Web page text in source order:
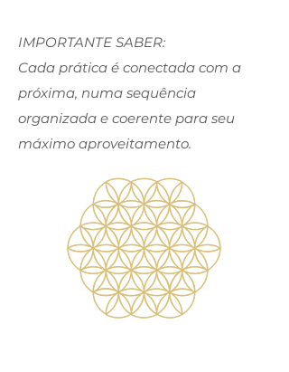
IMPORTANTE SABER:
Cada prática é conectada com a
próxima, numa sequência
organizada e coerente para seu
máximo aproveitamento.